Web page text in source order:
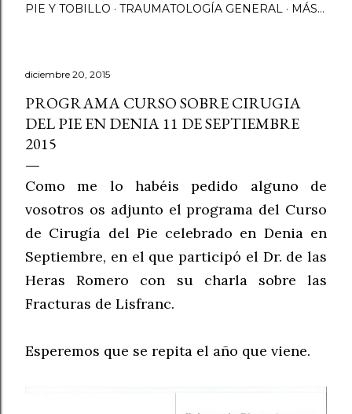
PIE Y TOBILLO TRAUMATOLOGÍA GENERAL MÁS…
diciembre 20, 2015
PROGRAMA CURSO SOBRE CIRUGIA
DEL PIE EN DENIA 11 DE SEPTIEMBRE
2015
Como me lo habéis pedido alguno de
vosotros os adjunto el programa del Curso
de Cirugía del Pie celebrado en Denia en
Septiembre, en el que participó el Dr. de las
Heras Romero con su charla sobre las
Fracturas de Lisfranc.
Esperemos que se repita el año que viene.